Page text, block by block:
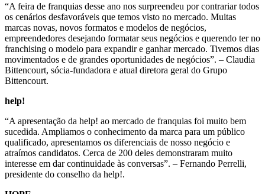
“A feira de franquias desse ano nos surpreendeu por contrariar todos
os cenários desfavoráveis que temos visto no mercado. Muitas
marcas novas, novos formatos e modelos de negócios,
empreendedores desejando formatar seus negócios e querendo ter no
franchising o modelo para expandir e ganhar mercado. Tivemos dias
movimentados e de grandes oportunidades de negócios”. – Claudia
Bittencourt, sócia-fundadora e atual diretora geral do Grupo
Bittencourt.
help!
“A apresentação da help! ao mercado de franquias foi muito bem
sucedida. Ampliamos o conhecimento da marca para um público
qualificado, apresentamos os diferenciais de nosso negócio e
atraímos candidatos. Cerca de 200 deles demonstraram muito
interesse em dar continuidade às conversas”. – Fernando Perrelli,
presidente do conselho da help!.